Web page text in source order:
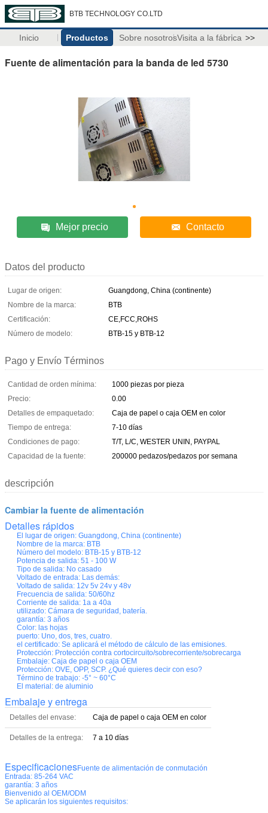
BTB TECHNOLOGY CO.LTD
Inicio Productos Sobre nosotrosVisita a la fábrica >>
Fuente de alimentación para la banda de led 5730
Mejor precio Contacto
Datos del producto
Lugar de origen:
Guangdong, China (continente)
Nombre de la marca:
BTB
Certificación:
CE,FCC,ROHS
Número de modelo:
BTB-15 y BTB-12
Pago y Envío Términos
Cantidad de orden mínima:
1000 piezas por pieza
Precio:
0.00
Detalles de empaquetado:
Caja de papel o caja OEM en color
Tiempo de entrega:
7-10 días
Condiciones de pago:
T/T, L/C, WESTER UNIN, PAYPAL
Capacidad de la fuente:
200000 pedazos/pedazos por semana
descripción
Cambiar la fuente de alimentación
Detalles rápidos
El lugar de origen: Guangdong, China (continente)
Nombre de la marca: BTB
Número del modelo: BTB-15 y BTB-12
Potencia de salida: 51 - 100 W
Tipo de salida: No casado
Voltado de entrada: Las demás:
Voltado de salida: 12v 5v 24v y 48v
Frecuencia de salida: 50/60hz
Corriente de salida: 1a a 40a
utilizado: Cámara de seguridad, batería.
garantía: 3 años
Color: las hojas
puerto: Uno, dos, tres, cuatro.
el certificado: Se aplicará el método de cálculo de las emisiones.
Protección: Protección contra cortocircuito/sobrecorriente/sobrecarga
Embalaje: Caja de papel o caja OEM
Protección: OVE, OPP, SCP. ¿Qué quieres decir con eso?
Término de trabajo: -5° ~ 60°C
El material: de aluminio
Embalaje y entrega
Detalles del envase: Caja de papel o caja OEM en color
Detalles de la entrega: 7 a 10 días
EspecificacionesFuente de alimentación de conmutación
Entrada: 85-264 VAC
garantía: 3 años
Bienvenido al OEM/ODM
Se aplicarán los siguientes requisitos: